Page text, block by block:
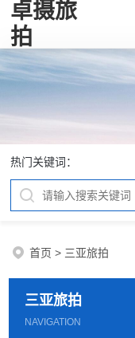
卓摄旅
拍
热门关键词：
首页 > 三亚旅拍
三亚旅拍
NAVIGATION